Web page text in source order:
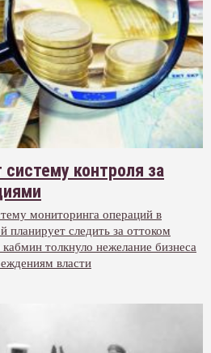
контроля за
мониторинга операций в
следить за оттоком
толкнуло нежелание бизнеса
власти